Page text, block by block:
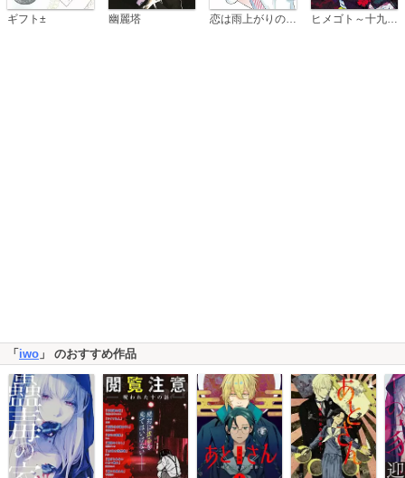
ギフト± 幽麗塔 恋は雨上がりのように ヒメゴト～十九歳の制服～
「 iwo 」 のおすすめ作品